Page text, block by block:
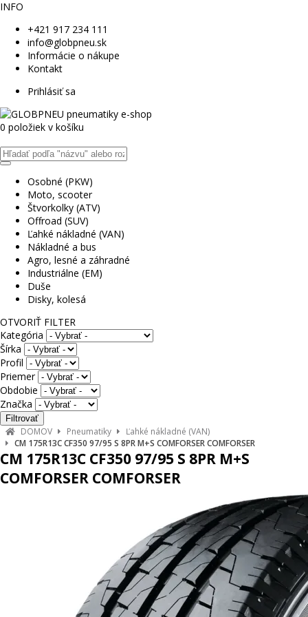
INFO
+421 917 234 111
info@globpneu.sk
Informácie o nákupe
Kontakt
Prihlásiť sa
0 položiek v košíku
Osobné (PKW)
Moto, scooter
Štvorkolky (ATV)
Offroad (SUV)
Ľahké nákladné (VAN)
Nákladné a bus
Agro, lesné a záhradné
Industriálne (EM)
Duše
Disky, kolesá
OTVORIŤ FILTER
Kategória
Šírka
Profil
Priemer
Obdobie
Značka
DOMOV Pneumatiky
Ľahké nákladné (VAN)
CM 175R13C CF350 97/95 S 8PR M+S COMFORSER COMFORSER
CM 175R13C CF350 97/95 S 8PR M+S
COMFORSER COMFORSER